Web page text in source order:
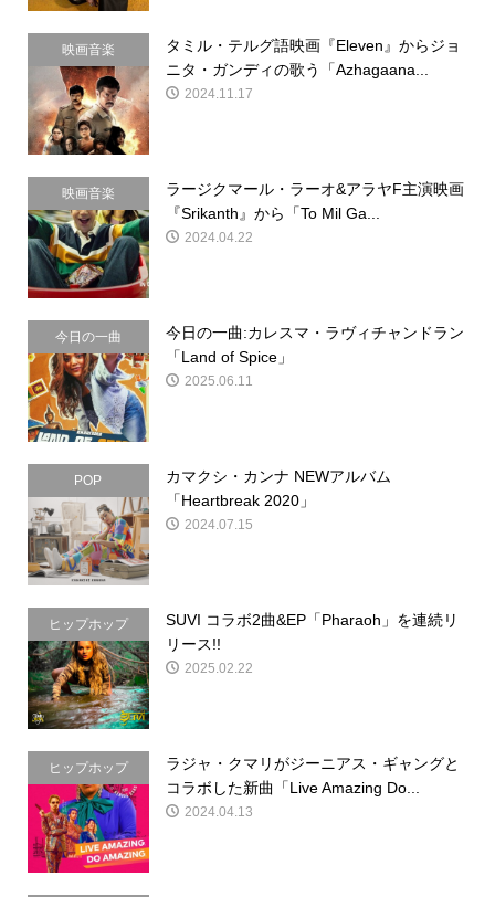
映画音楽
タミル・テルグ語映画『Eleven』からジョ
ニタ・ガンディの歌う「Azhagaana...
2024.11.17
映画音楽
ラージクマール・ラーオ&アラヤF主演映画
『Srikanth』から「To Mil Ga...
2024.04.22
今日の一曲
今日の一曲:カレスマ・ラヴィチャンドラン
「Land of Spice」
2025.06.11
POP
カマクシ・カンナ NEWアルバム
「Heartbreak 2020」
2024.07.15
ヒップホップ
SUVI コラボ2曲&EP「Pharaoh」を連続リ
リース!!
2025.02.22
ヒップホップ
ラジャ・クマリがジーニアス・ギャングと
コラボした新曲「Live Amazing Do...
2024.04.13